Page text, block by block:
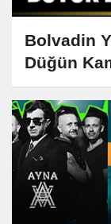
Bolvadin
Düğün